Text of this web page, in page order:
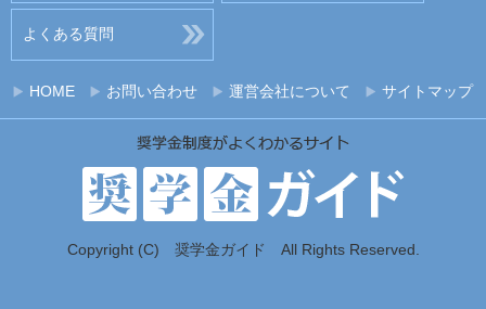
よくある質問
HOME お問い合わせ 運営会社について サイトマップ
Copyright (C) 奨学金ガイド All Rights Reserved.